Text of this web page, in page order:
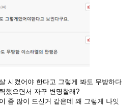
시켰어야 한다고 그렇게 봐도 무방하다
했으면서 자꾸 변명할래?
좀 많이 드신거 같은데 왜 그렇게 나잇